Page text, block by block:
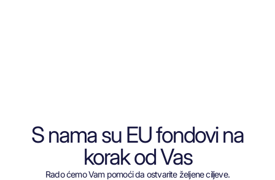
S nama su EU fondovi na
korak od Vas
Rado ćemo Vam pomoći da ostvarite željene ciljeve.